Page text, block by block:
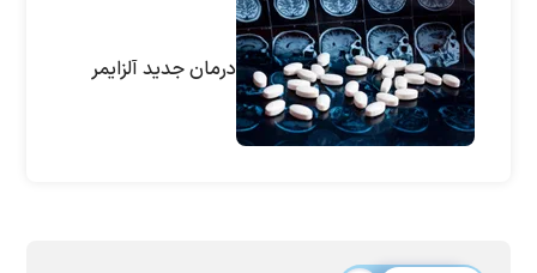
درمان جدید آلزایمر